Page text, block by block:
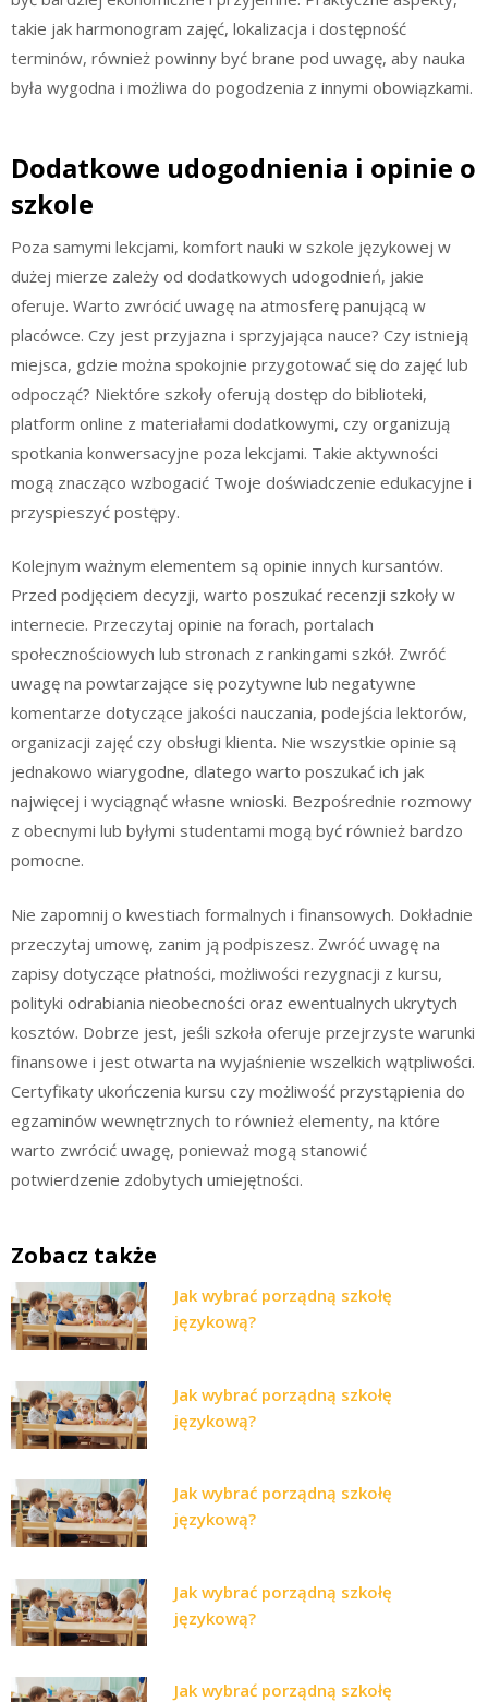
takie jak harmonogram zajęć, lokalizacja i dostępność
terminów, również powinny być brane pod uwagę, aby nauka
była wygodna i możliwa do pogodzenia z innymi obowiązkami.
Dodatkowe udogodnienia i opinie o
szkole
Poza samymi lekcjami, komfort nauki w szkole językowej w
dużej mierze zależy od dodatkowych udogodnień, jakie
oferuje. Warto zwrócić uwagę na atmosferę panującą w
placówce. Czy jest przyjazna i sprzyjająca nauce? Czy istnieją
miejsca, gdzie można spokojnie przygotować się do zajęć lub
odpocząć? Niektóre szkoły oferują dostęp do biblioteki,
platform online z materiałami dodatkowymi, czy organizują
spotkania konwersacyjne poza lekcjami. Takie aktywności
mogą znacząco wzbogacić Twoje doświadczenie edukacyjne i
przyspieszyć postępy.
Kolejnym ważnym elementem są opinie innych kursantów.
Przed podjęciem decyzji, warto poszukać recenzji szkoły w
internecie. Przeczytaj opinie na forach, portalach
społecznościowych lub stronach z rankingami szkół. Zwróć
uwagę na powtarzające się pozytywne lub negatywne
komentarze dotyczące jakości nauczania, podejścia lektorów,
organizacji zajęć czy obsługi klienta. Nie wszystkie opinie są
jednakowo wiarygodne, dlatego warto poszukać ich jak
najwięcej i wyciągnąć własne wnioski. Bezpośrednie rozmowy
z obecnymi lub byłymi studentami mogą być również bardzo
pomocne.
Nie zapomnij o kwestiach formalnych i finansowych. Dokładnie
przeczytaj umowę, zanim ją podpiszesz. Zwróć uwagę na
zapisy dotyczące płatności, możliwości rezygnacji z kursu,
polityki odrabiania nieobecności oraz ewentualnych ukrytych
kosztów. Dobrze jest, jeśli szkoła oferuje przejrzyste warunki
finansowe i jest otwarta na wyjaśnienie wszelkich wątpliwości.
Certyfikaty ukończenia kursu czy możliwość przystąpienia do
egzaminów wewnętrznych to również elementy, na które
warto zwrócić uwagę, ponieważ mogą stanowić
potwierdzenie zdobytych umiejętności.
Zobacz także
Jak wybrać porządną szkołę
językową?
Jak wybrać porządną szkołę
językową?
Jak wybrać porządną szkołę
językową?
Jak wybrać porządną szkołę
językową?
Jak wybrać porządną szkołę